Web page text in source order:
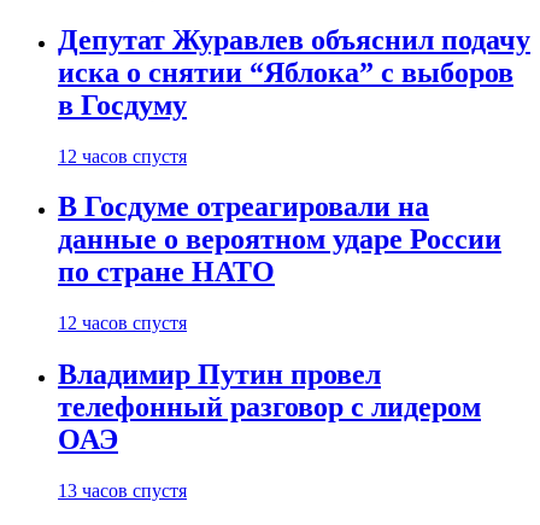
Депутат Журавлев объяснил подачу
иска о снятии “Яблока” с выборов
в Госдуму
12 часов спустя
В Госдуме отреагировали на
данные о вероятном ударе России
по стране НАТО
12 часов спустя
Владимир Путин провел
телефонный разговор с лидером
ОАЭ
13 часов спустя